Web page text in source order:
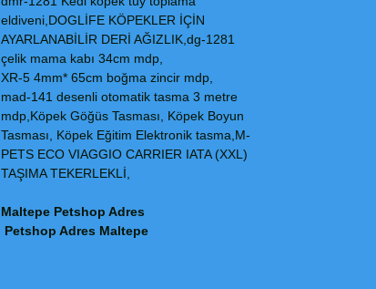
eldiveni,DOGLİFE KÖPEKLER İÇİN
AYARLANABİLİR DERİ AĞIZLIK,dg-1281
çelik mama kabı 34cm mdp,
XR-5 4mm* 65cm boğma zincir mdp,
mad-141 desenli otomatik tasma 3 metre
mdp,Köpek Göğüs Tasması, Köpek Boyun
Tasması, Köpek Eğitim Elektronik tasma,M-
PETS ECO VIAGGIO CARRIER IATA (XXL)
TAŞIMA TEKERLEKLİ,
Maltepe Petshop Adres
Petshop Adres Maltepe